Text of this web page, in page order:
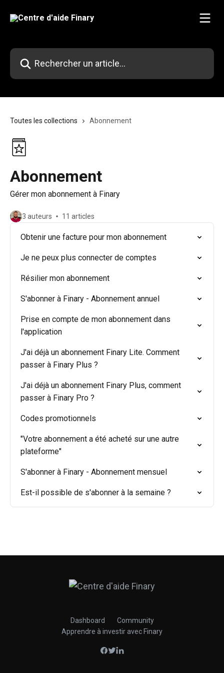
Rechercher un article...
Toutes les collections Abonnement
Abonnement
Gérer mon abonnement à Finary
3 auteurs 11 articles
Obtenir une facture pour mon abonnement
Je ne peux plus connecter de comptes
Résilier mon abonnement
S'abonner à Finary - Abonnement annuel
Prise en compte de mon abonnement dans
l'application
J'ai déjà un abonnement Finary Lite. Comment
passer à Finary Plus ?
J'ai déjà un abonnement Finary Plus, comment
passer à Finary Pro ?
Codes promotionnels
"Votre abonnement a été acheté sur une autre
plateforme"
S'abonner à Finary - Abonnement mensuel
Est-il possible de s'abonner à la semaine ?
Dashboard
Community
Apprendre à investir avec Finary